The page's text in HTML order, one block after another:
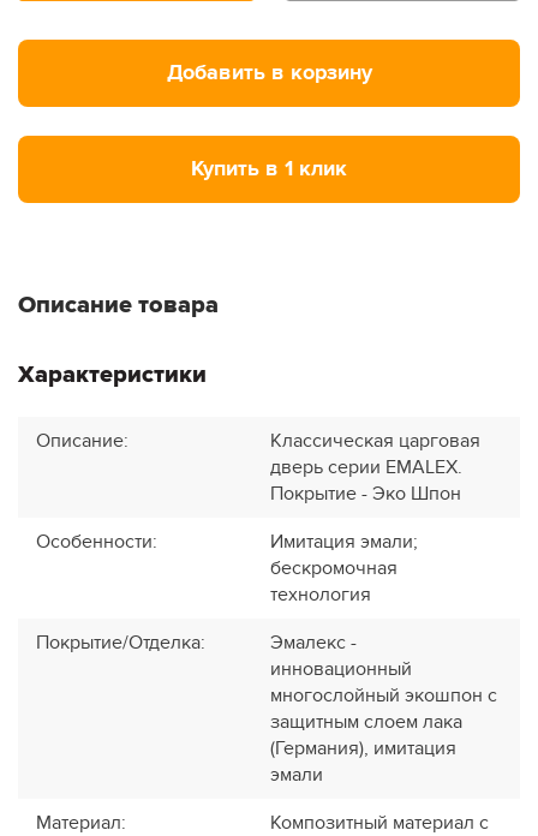
Добавить в корзину
Купить в 1 клик
Описание товара
Характеристики
Описание:
Классическая царговая
дверь cерии EMALEX.
Покрытие - Эко Шпон
Особенности:
Имитация эмали;
бескромочная
технология
Покрытие/Отделка:
Эмалекс -
инновационный
многослойный экошпон с
защитным слоем лака
(Германия), имитация
эмали
Материал:
Композитный материал с